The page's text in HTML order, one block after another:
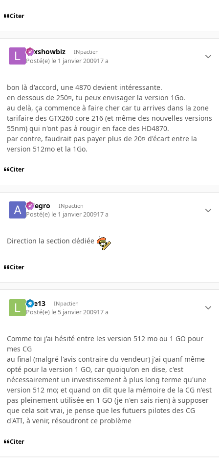
Citer
Lexshowbiz INpactien
Posté(e) le 1 janvier 200917 a
bon là d'accord, une 4870 devient intéressante.
en dessous de 250¤, tu peux envisager la version 1Go.
au delà, ça commence à faire cher car tu arrives dans la zone
tarifaire des GTX260 core 216 (et même des nouvelles versions
55nm) qui n'ont pas à rougir en face des HD4870.
par contre, faudrait pas payer plus de 20¤ d'écart entre la
version 512mo et la 1Go.
Citer
Allegro INpactien
Posté(e) le 1 janvier 200917 a
Direction la section dédiée
Citer
Lee13 INpactien
Posté(e) le 5 janvier 200917 a
Comme toi j'ai hésité entre les version 512 mo ou 1 GO pour
mes CG
au final (malgré l'avis contraire du vendeur) j'ai quanf même
opté pour la version 1 GO, car quoiqu'on en dise, c'est
nécessairement un investissement à plus long terme qu'une
version 512 mo; et quand on dit que la mémoire de la CG n'est
pas pleinement utilisée en 1 GO (je n'en sais rien) à supposer
que cela soit vrai, je pense que les futuers pilotes des CG
d'ATI, à venir, résoudront ce problème
Citer